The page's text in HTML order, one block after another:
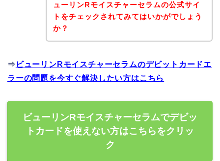
ューリンRモイスチャーセラムの公式サイ
トをチェックされてみてはいかがでしょう
か？
⇒ ビューリンRモイスチャーセラムのデビットカードエ
ラーの問題を今すぐ解決したい方はこちら
ビューリンRモイスチャーセラムでデビッ
トカードを使えない方はこちらをクリッ
ク